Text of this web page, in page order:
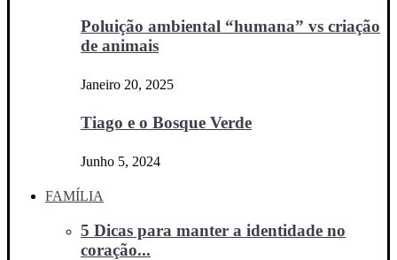
Poluição ambiental “humana” vs criação
de animais
Janeiro 20, 2025
Tiago e o Bosque Verde
Junho 5, 2024
FAMÍLIA
5 Dicas para manter a identidade no
coração...